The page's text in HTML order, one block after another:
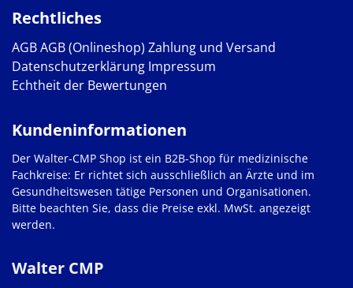
Rechtliches
AGBAGB (Onlineshop) Zahlung und Versand
Datenschutzerklärung Impressum
Echtheit der Bewertungen
Walter CMP
Kundeninformationen
Der Walter-CMP Shop ist ein B2B-Shop für medizinische
Fachkreise: Er richtet sich ausschließlich an Ärzte und im
Gesundheitswesen tätige Personen und Organisationen.
Bitte beachten Sie, dass die Preise exkl. MwSt. angezeigt
werden.